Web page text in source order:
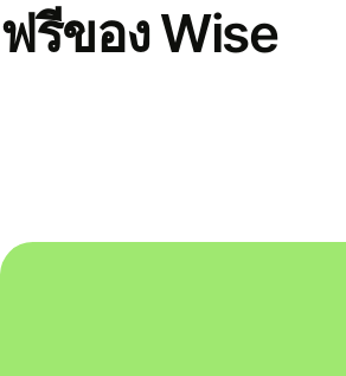
ฟรีของ Wise